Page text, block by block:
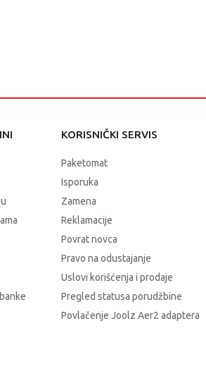
KORISNIČKI SERVIS
Paketomat
Isporuka
Zamena
Reklamacije
Povrat novca
Pravo na odustajanje
Uslovi korišćenja i prodaje
Pregled statusa porudžbine
Povlačenje Joolz Aer2 adaptera